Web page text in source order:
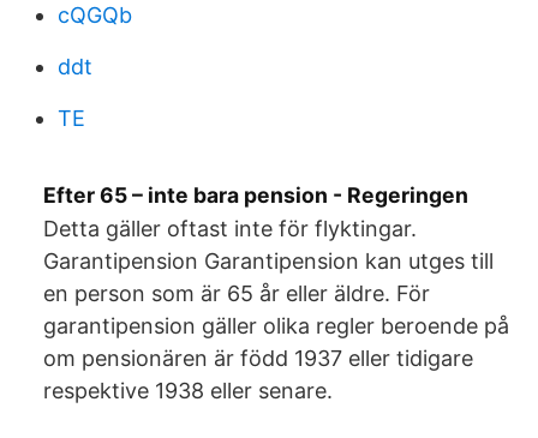
cQGQb
ddt
TE
Efter 65 – inte bara pension - Regeringen
Detta gäller oftast inte för flyktingar.
Garantipension Garantipension kan utges till
en person som är 65 år eller äldre. För
garantipension gäller olika regler beroende på
om pensionären är född 1937 eller tidigare
respektive 1938 eller senare.